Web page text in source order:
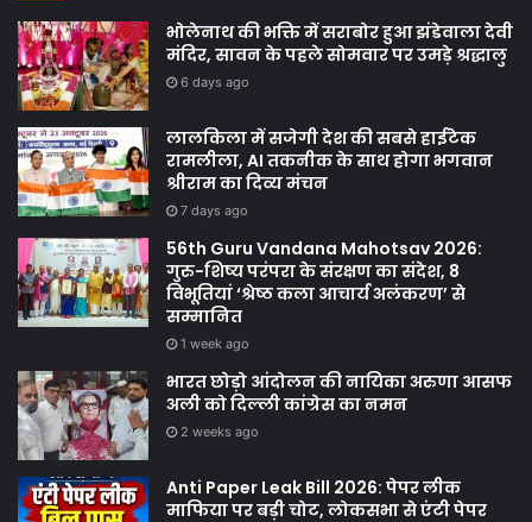
भोलेनाथ की भक्ति में सराबोर हुआ झंडेवाला देवी
मंदिर, सावन के पहले सोमवार पर उमड़े श्रद्धालु
6 days ago
लालकिला में सजेगी देश की सबसे हाईटेक
रामलीला, AI तकनीक के साथ होगा भगवान
श्रीराम का दिव्य मंचन
7 days ago
56th Guru Vandana Mahotsav 2026:
गुरु-शिष्य परंपरा के संरक्षण का संदेश, 8
विभूतियां ‘श्रेष्ठ कला आचार्य अलंकरण’ से
सम्मानित
1 week ago
भारत छोड़ो आंदोलन की नायिका अरुणा आसफ
अली को दिल्ली कांग्रेस का नमन
2 weeks ago
Anti Paper Leak Bill 2026: पेपर लीक
माफिया पर बड़ी चोट, लोकसभा से एंटी पेपर